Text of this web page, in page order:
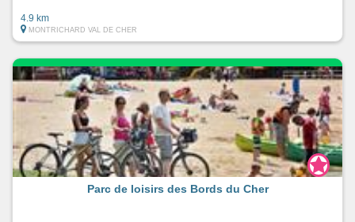
4.9 km
MONTRICHARD VAL DE CHER
Parc de loisirs des Bords du Cher